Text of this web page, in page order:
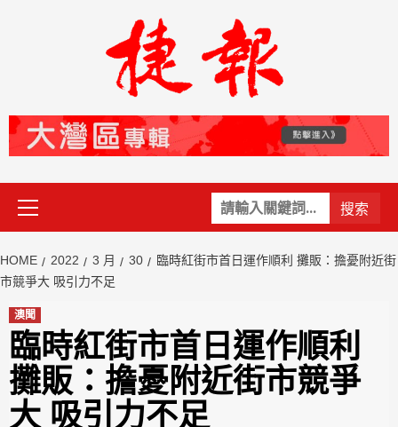
關
鍵
Primary
Menu
HOME 2022 3 月 30
臨時紅街市首日運作順利 攤販：擔憂附近街
市競爭大 吸引力不足
澳聞
臨時紅街市首日運作順利
攤販：擔憂附近街市競爭
大 吸引力不足